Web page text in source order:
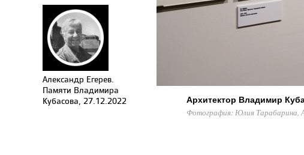
Александр Егерев.
Памяти Владимира
Кубасова, 27.12.2022
Архитектор Владимир
Фотография: Юлия Тарабарина,